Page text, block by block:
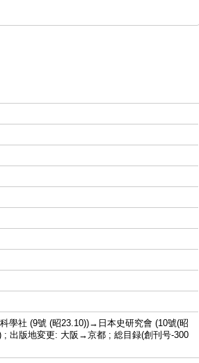
學社 (9號 (昭23.10))→日本史研究會 (10號(昭
; 出版地変更: 大阪→京都 ; 総目録(創刊号-300